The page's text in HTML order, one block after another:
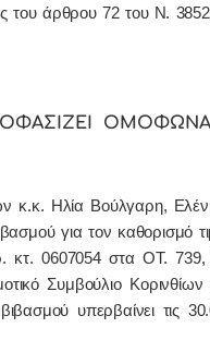
του άρθρου 72 του Ν.
ΟΜΟΦΩΝΑ
κ.κ. Ηλία Βούλγαρη,
για τον καθορισμό
κτ. 0607054 στα ΟΤ.
Συμβούλιο
υπερβαίνει τις